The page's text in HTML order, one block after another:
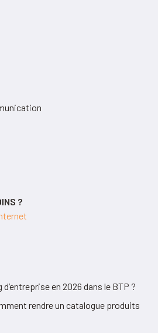
?
en 2026 dans le BTP ?
rendre un catalogue produits